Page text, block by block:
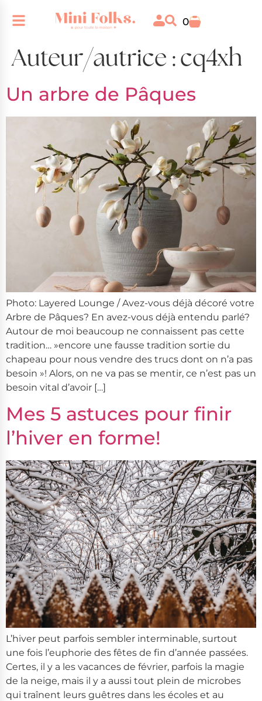
0
Auteur/autrice : cq4xh
Un arbre de Pâques
Photo: Layered Lounge / Avez-vous déjà décoré votre
Arbre de Pâques? En avez-vous déjà entendu parlé?
Autour de moi beaucoup ne connaissent pas cette
tradition… »encore une fausse tradition sortie du
chapeau pour nous vendre des trucs dont on n’a pas
besoin »! Alors, on ne va pas se mentir, ce n’est pas un
besoin vital d’avoir […]
Mes 5 astuces pour finir
l’hiver en forme!
L’hiver peut parfois sembler interminable, surtout
une fois l’euphorie des fêtes de fin d’année passées.
Certes, il y a les vacances de février, parfois la magie
de la neige, mais il y a aussi tout plein de microbes
qui traînent leurs guêtres dans les écoles et au